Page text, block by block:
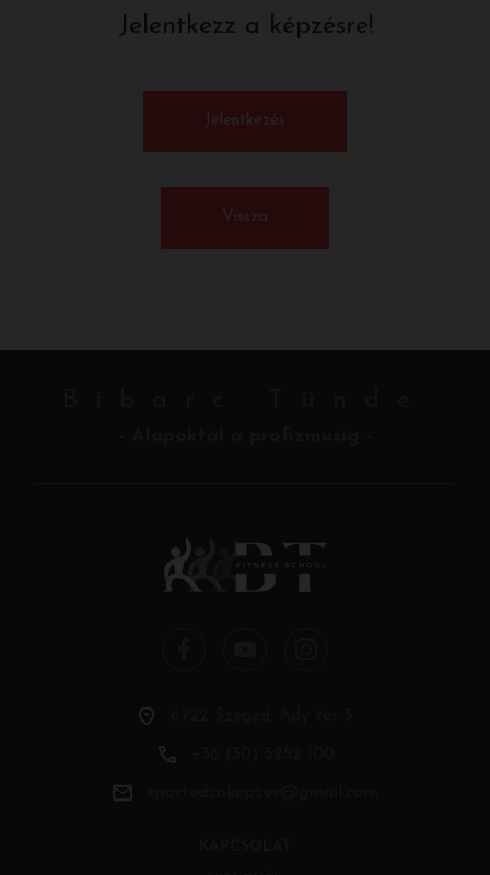
Jelentkezz a képzésre!
Jelentkezés
Vissza